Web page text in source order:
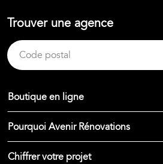
Trouver une agence
Boutique en ligne
Pourquoi Avenir Rénovations
Chiffrer votre projet